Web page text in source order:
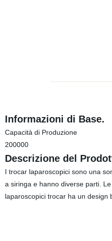
Informazioni di Base.
Capacità di Produzione
200000
Descrizione del
I trocar laparoscopici sono una
a siringa e hanno diverse parti.
laparoscopici trocar ha un